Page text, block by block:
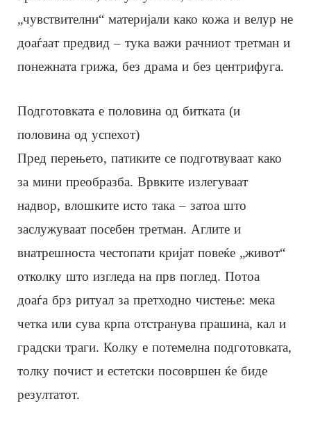
„чувствителни“ материјали како кожа и велур не
доаѓаат предвид – тука важи рачниот третман и
понежната грижа, без драма и без центрифуга.
Подготовката е половина од битката (и
половина од успехот)
Пред перењето, патиките се подготвуваат како
за мини преобразба. Врвките излегуваат
надвор, влошките исто така – затоа што
заслужуваат посебен третман. Аглите и
внатрешноста честопати кријат повеќе „живот“
отколку што изгледа на прв поглед. Потоа
доаѓа брз ритуал за претходно чистење: мека
четка или сува крпа отстранува прашина, кал и
градски траги. Колку е потемелна подготовката,
толку почист и естетски посовршен ќе биде
резултатот.